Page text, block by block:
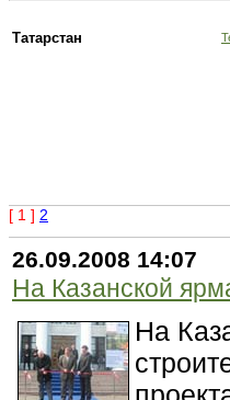
Татарстан
[ 1 ] 2
26.09.2008 14:07
На Казанской
На